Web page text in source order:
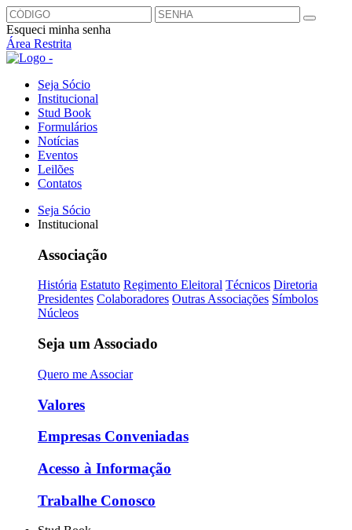
Esqueci minha senha
Área Restrita
Seja Sócio
Institucional
Stud Book
Formulários
Notícias
Eventos
Leilões
Contatos
Seja Sócio
Institucional
Associação
História Estatuto Regimento Eleitoral Técnicos Diretoria
Presidentes Colaboradores Outras Associações Símbolos
Núcleos
Seja um Associado
Quero me Associar
Valores
Empresas Conveniadas
Acesso à Informação
Trabalhe Conosco